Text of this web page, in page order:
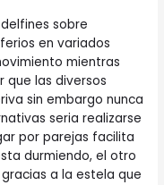
sobre
en variados
mientras
que las diversos
sin embargo nunca
seri­a realizarse
por parejas facilita
durmiendo, el otro
a la estela que